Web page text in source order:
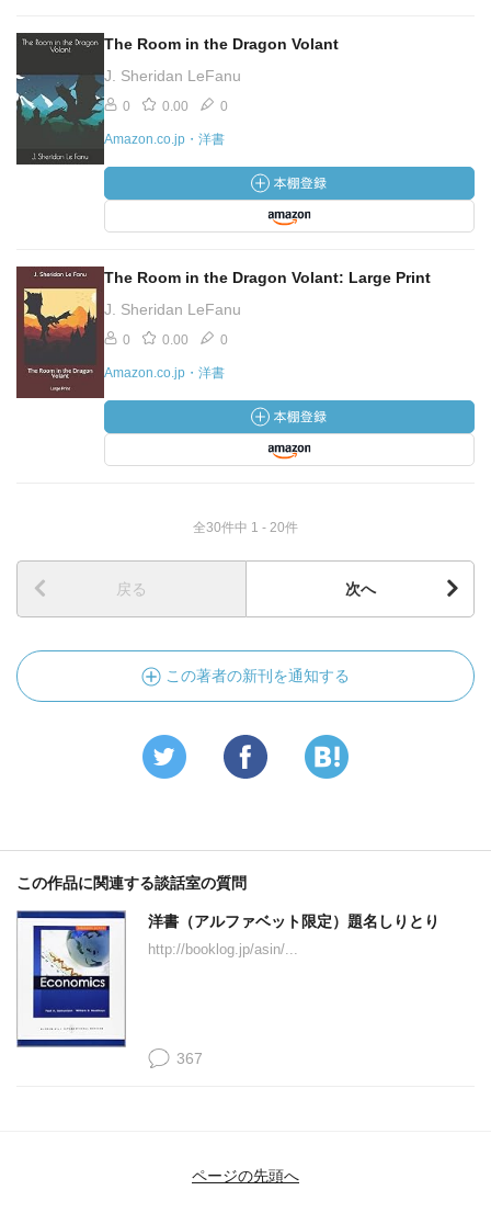
The Room in the Dragon Volant
J. Sheridan LeFanu
0 0.00 0
Amazon.co.jp・洋書
The Room in the Dragon Volant: Large Print
J. Sheridan LeFanu
0 0.00 0
Amazon.co.jp・洋書
全30件中 1 - 20件
戻る 次へ
この著者の新刊を通知する
この作品に関連する談話室の質問
洋書（アルファベット限定）題名しりとり
http://booklog.jp/asin/...
367
ページの先頭へ